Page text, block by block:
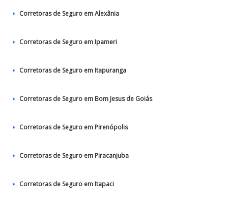
Corretoras de Seguro em Alexânia
Corretoras de Seguro em Ipameri
Corretoras de Seguro em Itapuranga
Corretoras de Seguro em Bom Jesus de Goiás
Corretoras de Seguro em Pirenópolis
Corretoras de Seguro em Piracanjuba
Corretoras de Seguro em Itapaci